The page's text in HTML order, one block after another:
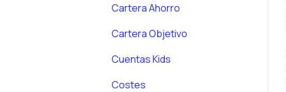
Cartera Ahorro
Cartera Objetivo
Cuentas Kids
Costes